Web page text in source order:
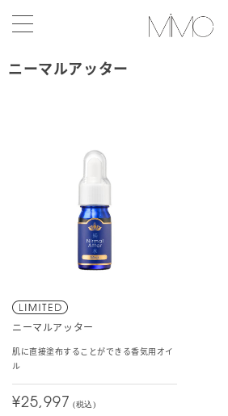
ニーマルアッター
ニーマルアッター
肌に直接塗布することができる香気用オイ
ル
¥25,997 (税込)